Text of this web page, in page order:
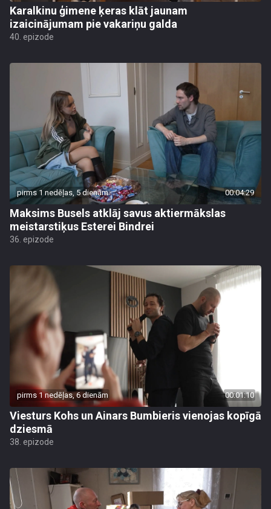
Karalkinu ģimene ķeras klāt jaunam
izaicinājumam pie vakariņu galda
40. epizode
pirms 1 nedēļas, 5 dienām 00:04:29
Maksims Busels atklāj savus aktiermākslas
meistarstiķus Esterei Bindrei
36. epizode
pirms 1 nedēļas, 6 dienām 00:01:10
Viesturs Kohs un Ainars Bumbieris vienojas kopīgā
dziesmā
38. epizode